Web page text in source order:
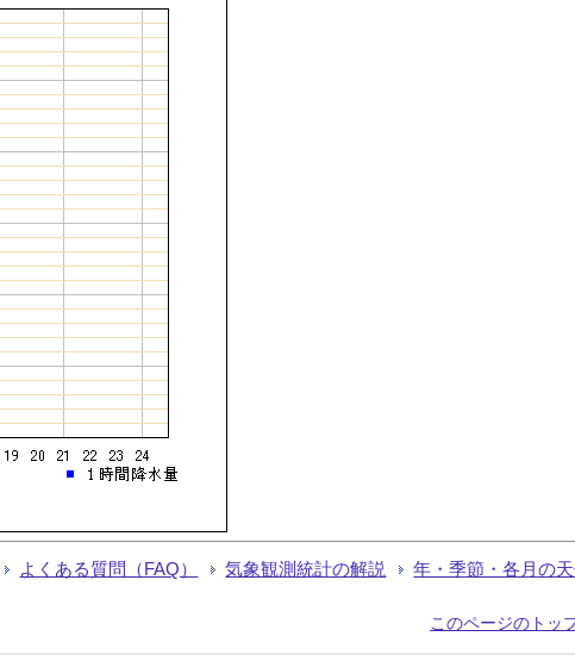
よくある質問（FAQ） 気象観測統計の解説 年・季節・各月の
このページのトッ